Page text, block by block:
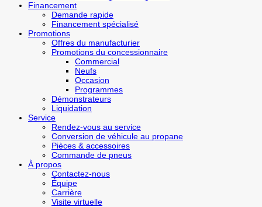
Financement
Demande rapide
Financement spécialisé
Promotions
Offres du manufacturier
Promotions du concessionnaire
Commercial
Neufs
Occasion
Programmes
Démonstrateurs
Liquidation
Service
Rendez-vous au service
Conversion de véhicule au propane
Pièces & accessoires
Commande de pneus
À propos
Contactez-nous
Équipe
Carrière
Visite virtuelle